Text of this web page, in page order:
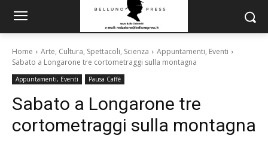
Home Arte, Cultura, Spettacoli, Scienza
Appuntamenti, Eventi
Sabato a Longarone tre cortometraggi sulla montagna
Appuntamenti, Eventi Pausa Caffè
Sabato a Longarone tre
cortometraggi sulla montagna